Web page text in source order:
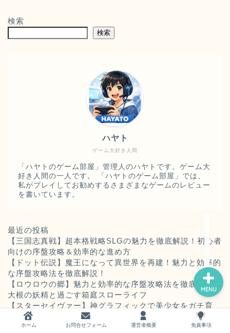
検索
検索
ゲーム大好き人間
ハヤト
「ハヤトのゲーム部屋」管理人のハヤトです。ゲーム大
好き人間の一人です。 「ハヤトのゲーム部屋」では、
私がプレイしてお勧めするさまざまなゲームのレビュー
を書いています。
最近の投稿
【三国志真戦】超本格戦略SLGの魅力を徹底解説！初心者
向けの序盤攻略＆効率的な進め方
【ドット伝説】魔王になって異世界を再建！魅力と効率的
な序盤攻略法を徹底解説！
【ロウロウの郷】魅力と効率的な序盤攻略法を徹底解説！
大根の妖精と過ごす箱庭スローライフ
【スターセイヴァー】神グラフィックで美少女をガチ育
成！SFシミュレーションRPGの魅力と評価、序盤の効率
的な進め方を徹底解説！
ホーム お問合せフォーム 運営者概要 免責事項
MENU
ホーム